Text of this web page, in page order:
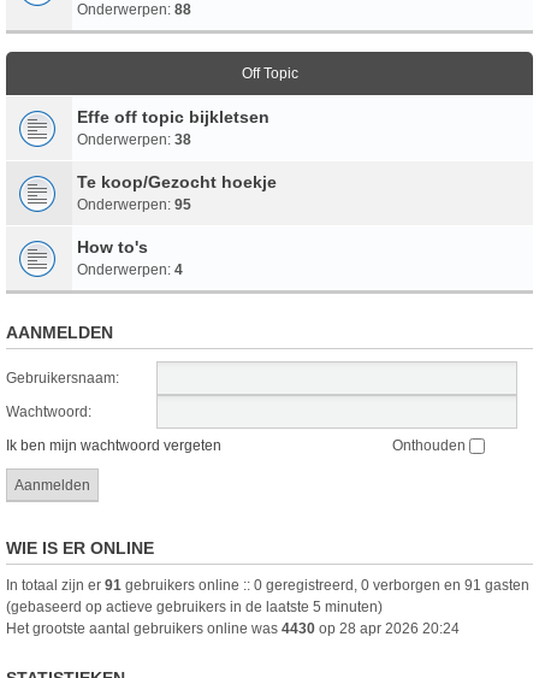
Onderwerpen: 88
Off Topic
Effe off topic bijkletsen
Onderwerpen: 38
Te koop/Gezocht hoekje
Onderwerpen: 95
How to's
Onderwerpen: 4
AANMELDEN
Gebruikersnaam:
Wachtwoord:
Ik ben mijn wachtwoord vergeten
Onthouden
WIE IS ER ONLINE
In totaal zijn er 91 gebruikers online :: 0 geregistreerd, 0 verborgen en 91 gasten
(gebaseerd op actieve gebruikers in de laatste 5 minuten)
Het grootste aantal gebruikers online was 4430 op 28 apr 2026 20:24